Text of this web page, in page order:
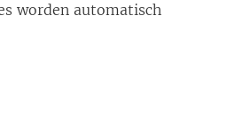
worden automatisch